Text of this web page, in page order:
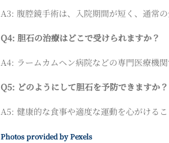
A3: 腹腔鏡手術は、入院期間が短く、通常の
Q4: 胆石の治療はどこで受けられますか？
A4: ラームカムヘン病院などの専門医療機関
Q5: どのようにして胆石を予防できますか？
A5: 健康的な食事や適度な運動を心がける
Photos provided by Pexels